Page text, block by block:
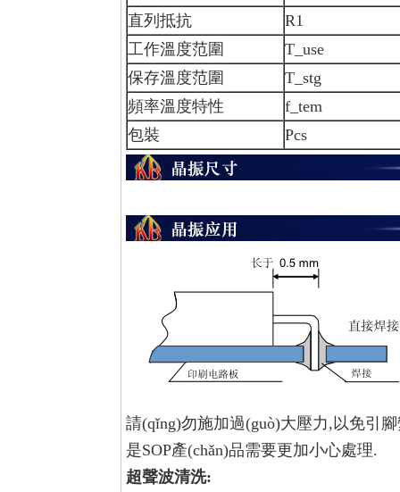
直列抵抗
R1
工作溫度范圍
T_use
保存溫度范圍
T_stg
頻率溫度特性
f_tem
包裝
Pcs
請(qǐng)勿施加過(guò)大壓力,以免引
是SOP產(chǎn)品需要更加小心處理.
超聲波清洗: